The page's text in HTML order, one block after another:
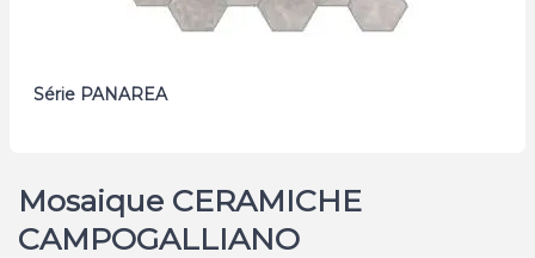
Série PANAREA
Mosaique CERAMICHE
CAMPOGALLIANO